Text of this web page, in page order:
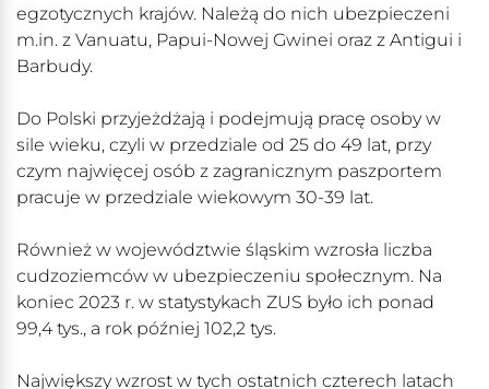
egzotycznych krajów. Należą do nich ubezpieczeni
m.in. z Vanuatu, Papui-Nowej Gwinei oraz z Antigui i
Barbudy.
Do Polski przyjeżdżają i podejmują pracę osoby w
sile wieku, czyli w przedziale od 25 do 49 lat, przy
czym najwięcej osób z zagranicznym paszportem
pracuje w przedziale wiekowym 30-39 lat.
Również w województwie śląskim wzrosła liczba
cudzoziemców w ubezpieczeniu społecznym. Na
koniec 2023 r. w statystykach ZUS było ich ponad
99,4 tys., a rok później 102,2 tys.
Największy wzrost w tych ostatnich czterech latach